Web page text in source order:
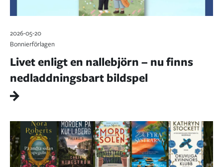
2026-05-20
Bonnierförlagen
Livet enligt en nallebjörn – nu finns
nedladdningsbart bildspel